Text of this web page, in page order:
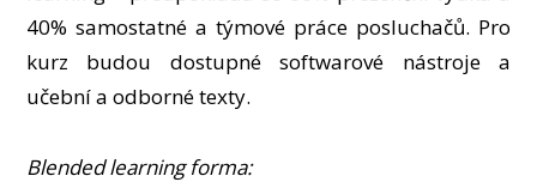
40% samostatné a týmové práce posluchačů. Pro
kurz budou dostupné softwarové nástroje a
učební a odborné texty.
Blended learning forma: